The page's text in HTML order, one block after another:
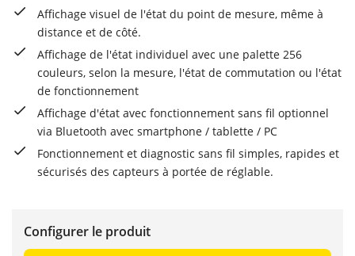
Affichage visuel de l'état du point de mesure, même à
distance et de côté.
Affichage de l'état individuel avec une palette 256
couleurs, selon la mesure, l'état de commutation ou l'état
de fonctionnement
Affichage d'état avec fonctionnement sans fil optionnel
via Bluetooth avec smartphone / tablette / PC
Fonctionnement et diagnostic sans fil simples, rapides et
sécurisés des capteurs à portée de réglable.
Configurer le produit